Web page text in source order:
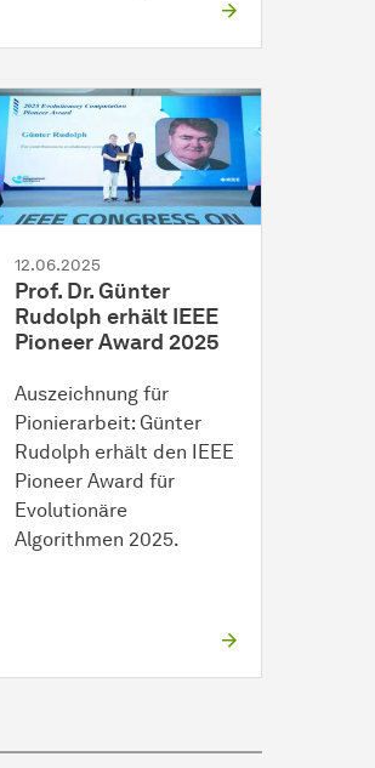
12.06.2025
Prof. Dr. Günter
Rudolph erhält IEEE
Pioneer Award 2025
Auszeichnung für
Pionierarbeit: Günter
Rudolph erhält den IEEE
Pioneer Award für
Evolutionäre
Algorithmen 2025.